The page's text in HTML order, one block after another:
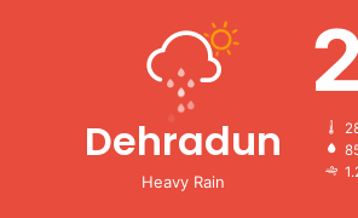
Dehradun
Heavy Rain